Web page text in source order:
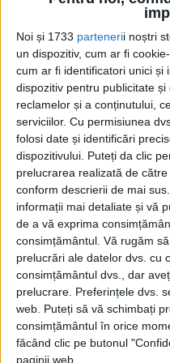
Noi și 1733 partenerii noștri
un dispozitiv, cum ar fi
cum ar fi identificatori unici și
dispozitiv pentru publicitate
reclamelor și a conținutului,
serviciilor. Cu permisiunea
folosi date și identificări
dispozitivului. Puteți da clic
prelucrarea realizată de
conform descrierii de mai
informații mai detaliate și vă
de a vă exprima
consimțământul. Vă rugăm
prelucrări ale datelor dvs. cu
consimțământul dvs., dar
prelucrare. Preferințele dvs.
web. Puteți să vă schimbați
consimțământul în orice
făcând clic pe butonul
paginii web.
De 30 de ani Justiția-
Cea mai mare revistă de
Media KIT
PORTOFOLIU
Capital
Evenimentul Zilei